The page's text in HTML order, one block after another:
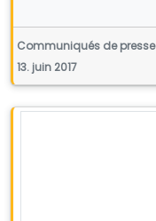
Communiqués de presse
13. juin 2017